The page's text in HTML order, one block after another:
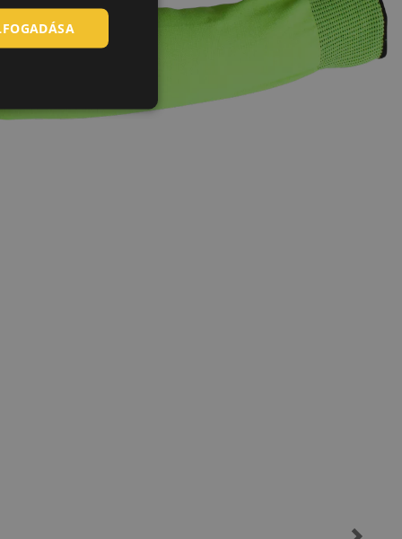
SLOVAK
GERMAN